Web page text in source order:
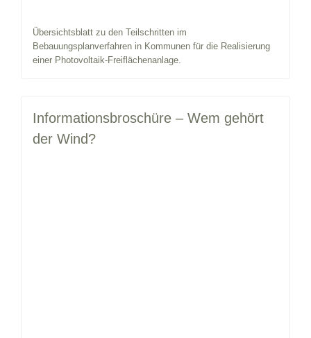
Übersichtsblatt zu den Teilschritten im
Bebauungsplanverfahren in Kommunen für die Realisierung
einer Photovoltaik-Freiflächenanlage.
Informationsbroschüre – Wem gehört
der Wind?